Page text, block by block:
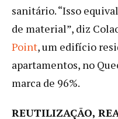
sanitário. “Isso
de material”, diz
Point, um edifício
apartamentos, no
marca de 96%.
REUTILIZAÇÃO,